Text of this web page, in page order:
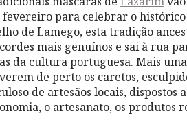
fevereiro para celebrar o
de Lamego, esta tradição
mais genuínos e sai à rua
da cultura portuguesa. Mais
de perto os caretos,
de artesãos locais, dispostos
o artesanato, os produtos